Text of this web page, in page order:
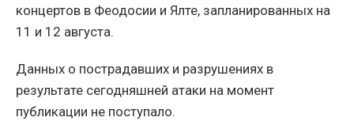
концертов в Феодосии и Ялте, запланированных на
11 и 12 августа.
Данных о пострадавших и разрушениях в
результате сегодняшней атаки на момент
публикации не поступало.